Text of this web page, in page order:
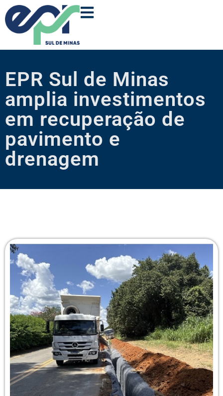
EPR Sul de Minas
amplia investimentos
em recuperação de
pavimento e
drenagem